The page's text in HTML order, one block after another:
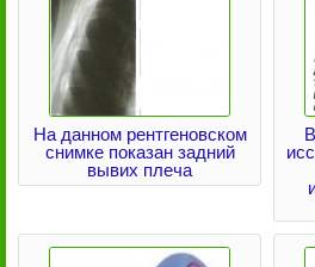
На данном рентгеновском
снимке показан задний
вывих плеча